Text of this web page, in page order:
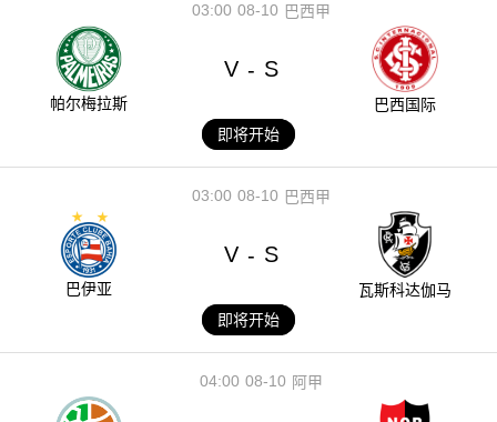
08-10
03:00 巴西甲
帕尔梅拉斯
V - S
巴西国际
即将开始
08-10
03:00 巴西甲
巴伊亚
V - S
瓦斯科达伽马
即将开始
08-10
04:00 阿甲